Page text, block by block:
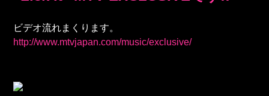
ビデオ流れまくります。
http://www.mtvjapan.com/music/exclusive/